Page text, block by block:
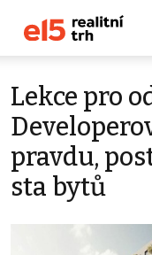
Lekce pro
pravdu,
sta bytů